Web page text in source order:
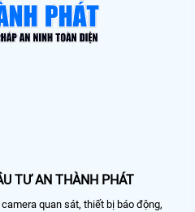
TƯ AN THÀNH PHÁT
quan sát, thiết bị báo động,